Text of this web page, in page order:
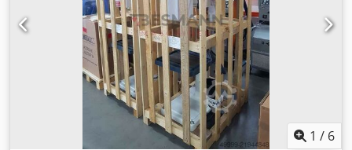
rpm Potencia 1,0 / 1,6kW Velocidad del husillo rpm 80-1125
Cedpfey S Auzox Ahljrf Equipo adicional: - interruptor de
marcha atrás - Luz LED para máquina - Dispositivo de corte
de hilo - Dispositivo de refrigeración B Disponible
inmediatamente en stock
1 / 6